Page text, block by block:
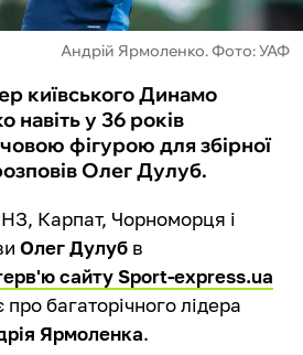
Андрій Ярмоленко. Фото: УАФ
київського Динамо
у 36 років
фігурою для збірної
Олег Дулуб.
Карпат, Чорноморця і
Олег Дулуб в
сайту Sport-express.ua
багаторічного лідера
Ярмоленка.